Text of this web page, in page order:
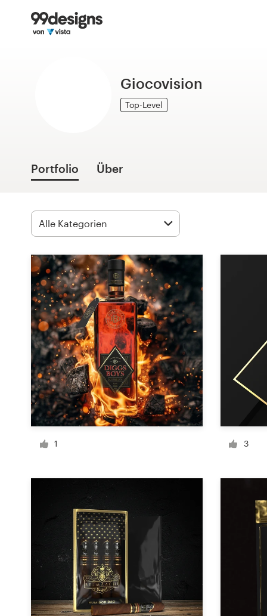
Giocovision
Top-Level
Portfolio Über
1 3
Startseite
99designs Pro
Design-
Design-Wettbewerbe
1-zu-1-Projekte
Designprofis finden
Designs zur Inspiration
99designs Studio
99designs Pro
Design-
Visitenkarte